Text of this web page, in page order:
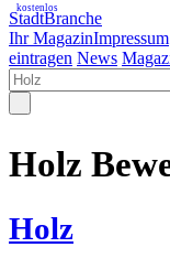
StadtBranche
Ihr MagazinImpressum
kostenlos
eintragen News
Holz
Holz